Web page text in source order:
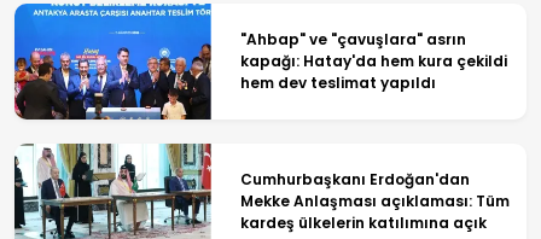
"Ahbap" ve "çavuşlara" asrın
kapağı: Hatay'da hem kura çekildi
hem dev teslimat yapıldı
Cumhurbaşkanı Erdoğan'dan
Mekke Anlaşması açıklaması: Tüm
kardeş ülkelerin katılımına açık